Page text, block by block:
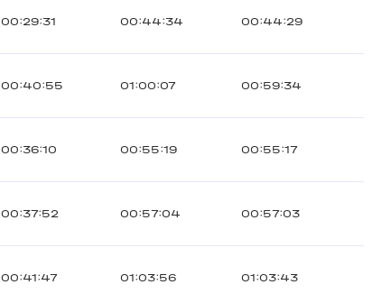
00:29:31 00:44:34 00:44:29
00:40:55 01:00:07 00:59:34
00:36:10 00:55:19 00:55:17
00:37:52 00:57:04 00:57:03
00:41:47 01:03:56 01:03:43